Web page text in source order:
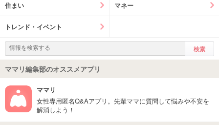
住まい マネー
トレンド・イベント
ママリ編集部のオススメアプリ
ママリ
女性専用匿名Q&Aアプリ。先輩ママに質問して悩みや不安を
解消しよう！